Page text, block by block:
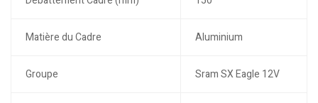
Matière du Cadre Aluminium
Groupe Sram SX Eagle 12V